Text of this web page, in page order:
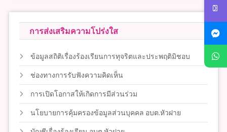
การส่งเสริมความโปร่งใส
ข้อมูลสถิติเรื่องร้องเรียนการทุจริตและประพฤติมิชอบ
ช่องทางการรับฟังความคิดเห็น
การเปิดโอกาสให้เกิดการมีส่วนร่วม
นโยบายการคุ้มครองข้อมูลส่วนบุคคล อบต.หัวฝาย